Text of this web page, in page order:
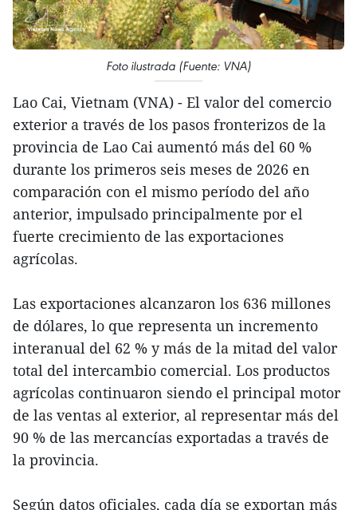
Foto ilustrada (Fuente: VNA)
Lao Cai, Vietnam (VNA) - El valor del comercio
exterior a través de los pasos fronterizos de la
provincia de Lao Cai aumentó más del 60 %
durante los primeros seis meses de 2026 en
comparación con el mismo período del año
anterior, impulsado principalmente por el
fuerte crecimiento de las exportaciones
agrícolas.
Las exportaciones alcanzaron los 636 millones
de dólares, lo que representa un incremento
interanual del 62 % y más de la mitad del valor
total del intercambio comercial. Los productos
agrícolas continuaron siendo el principal motor
de las ventas al exterior, al representar más del
90 % de las mercancías exportadas a través de
la provincia.
Según datos oficiales, cada día se exportan más